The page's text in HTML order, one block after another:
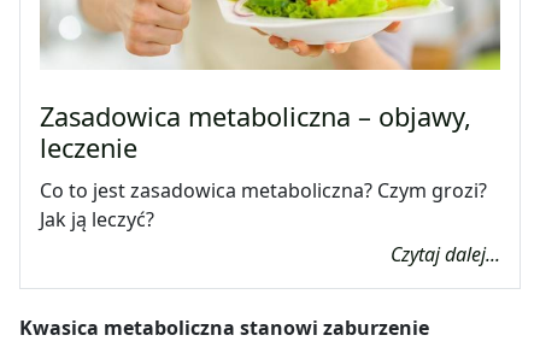
Zasadowica metaboliczna – objawy,
leczenie
Co to jest zasadowica metaboliczna? Czym grozi?
Jak ją leczyć?
Czytaj dalej...
Kwasica metaboliczna stanowi zaburzenie